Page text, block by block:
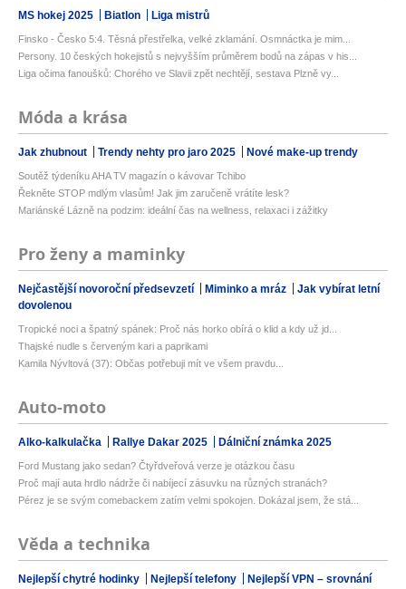
MS hokej 2025 Biatlon Liga mistrů
Finsko - Česko 5:4. Těsná přestřelka, velké zklamání. Osmnáctka je mim...
Persony. 10 českých hokejistů s nejvyšším průměrem bodů na zápas v his...
Liga očima fanoušků: Chorého ve Slavii zpět nechtějí, sestava Plzně vy...
Móda a krása
Jak zhubnout Trendy nehty pro jaro 2025 Nové make-up trendy
Soutěž týdeníku AHA TV magazín o kávovar Tchibo
Řekněte STOP mdlým vlasům! Jak jim zaručeně vrátíte lesk?
Mariánské Lázně na podzim: ideální čas na wellness, relaxaci i zážitky
Pro ženy a maminky
Nejčastější novoroční předsevzetí Miminko a mráz
Jak vybírat letní
dovolenou
Tropické noci a špatný spánek: Proč nás horko obírá o klid a kdy už jd...
Thajské nudle s červeným kari a paprikami
Kamila Nývltová (37): Občas potřebuji mít ve všem pravdu...
Auto-moto
Alko-kalkulačka Rallye Dakar 2025 Dálniční známka 2025
Ford Mustang jako sedan? Čtyřdveřová verze je otázkou času
Proč mají auta hrdlo nádrže či nabíjecí zásuvku na různých stranách?
Pérez je se svým comebackem zatím velmi spokojen. Dokázal jsem, že stá...
Věda a technika
Nejlepší chytré hodinky Nejlepší telefony Nejlepší VPN – srovnání